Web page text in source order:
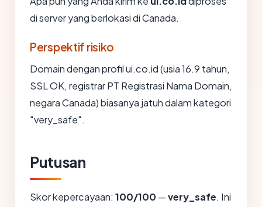
di server yang berlokasi di Canada.
Perspektif risiko
Domain dengan profil ui.co.id (usia 16.9 tahun,
SSL OK, registrar PT Registrasi Nama Domain,
negara Canada) biasanya jatuh dalam kategori
"very_safe".
Putusan
Skor kepercayaan: 100/100 —very_safe. Ini